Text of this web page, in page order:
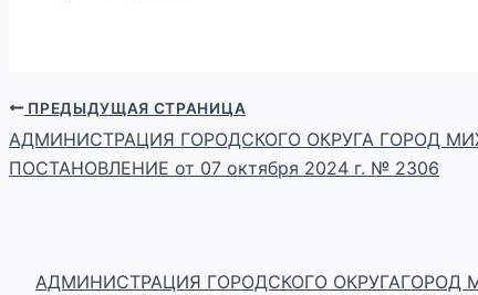
ПРЕДЫДУЩАЯ СТРАНИЦА
АДМИНИСТРАЦИЯ ГОРОДСКОГО ОКРУГА ГОРОД
ПОСТАНОВЛЕНИЕ от 07 октября 2024 г. № 2306
АДМИНИСТРАЦИЯ ГОРОДСКОГО ОКРУГАГОРОД